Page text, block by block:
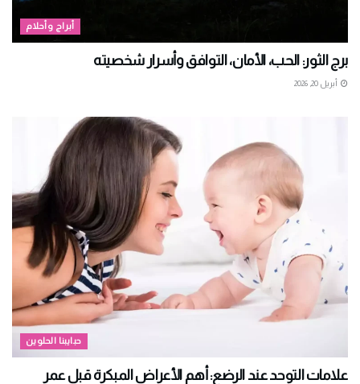
أبراج وأحلام
برج الثور: الحب، الأمان، التوافق وأسرار شخصيته
أبريل 20, 2026
حبايبنا الحلوين
علامات التوحد عند الرضع: أهم الأعراض المبكرة قبل عمر